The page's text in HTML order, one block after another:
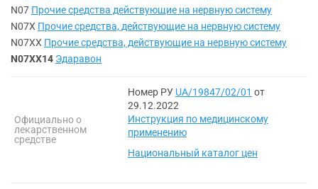
N07 Прочие средства действующие на нервную систему
N07X Прочие средства, действующие на нервную систему
N07XX Прочие средства, действующие на нервную систему
N07XX14 Эдаравон
Официально о
лекарственном
средстве
Номер РУ UA/19847/02/01 от
29.12.2022
Инструкция по медицинскому
применению
Национальный каталог цен